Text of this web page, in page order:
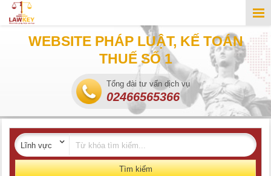
WEBSITE PHÁP LUẬT, KẾ TOÁN
THUẾ SỐ 1
Tổng đài tư vấn dịch vụ
02466565366
Tìm kiếm